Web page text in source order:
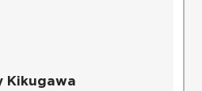
Kikugawa